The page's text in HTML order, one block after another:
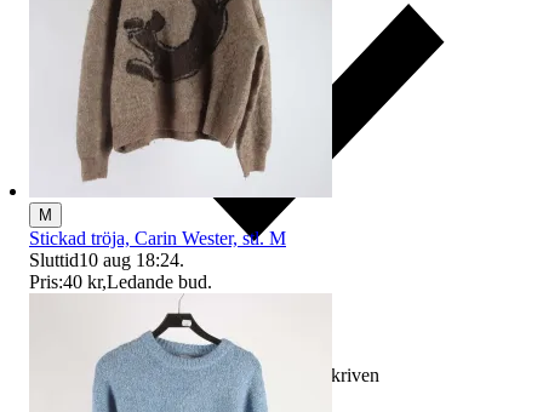
Ersättning om varan inte är som beskriven
M
Stickad tröja, Carin Wester, stl. M
Sluttid10 aug 18:24.
Pris:40 kr,Ledande bud.